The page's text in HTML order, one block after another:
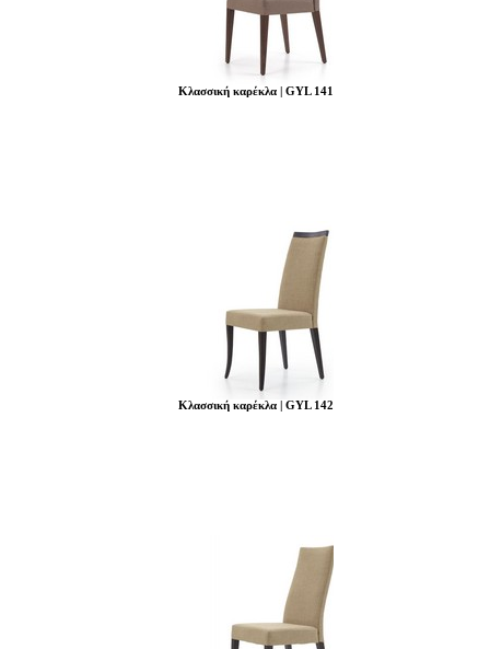
Κλασσική καρέκλα | GYL 141
Κλασσική καρέκλα | GYL 142